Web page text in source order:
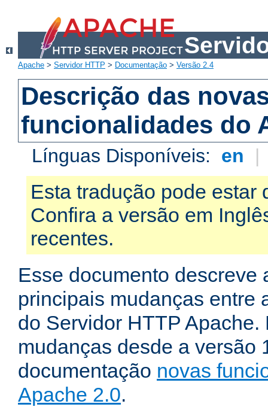
Apache > Servidor HTTP > Documentação > Versão 2.4
Descrição das
funcionalidades do
Línguas Disponíveis: en |
Esta tradução pode estar
Confira a versão em
recentes.
Esse documento descreve
principais mudanças entre
do Servidor HTTP Apache.
mudanças desde a versão
documentação novas
Apache 2.0.